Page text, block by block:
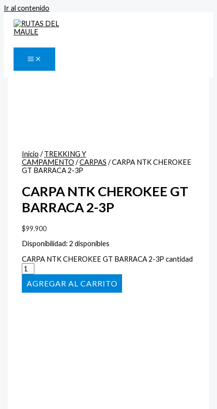
Ir al contenido
Inicio /TREKKING Y
CAMPAMENTO /CARPAS / CARPA NTK CHEROKEE
GT BARRACA 2-3P
CARPA NTK CHEROKEE GT
BARRACA 2-3P
$99.900
Disponibilidad: 2 disponibles
CARPA NTK CHEROKEE GT BARRACA 2-3P cantidad
AÑADIR AL CARRITO